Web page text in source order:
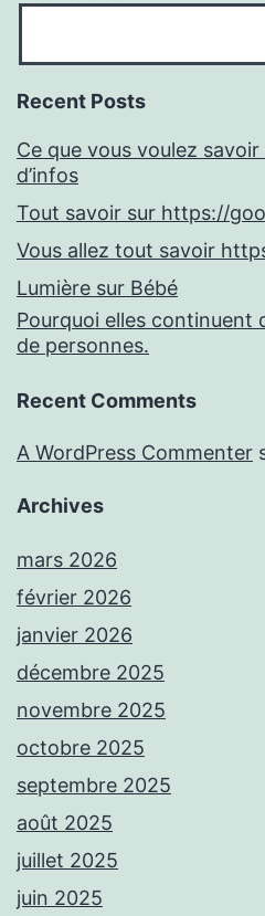
Recent Posts
Ce que vous voulez
d’infos
Tout savoir sur https://
Vous allez tout savoir
Lumière sur Bébé
Pourquoi elles continuent
de personnes.
Recent Comments
A WordPress Commenter
Archives
mars 2026
février 2026
janvier 2026
décembre 2025
novembre 2025
octobre 2025
septembre 2025
août 2025
juillet 2025
juin 2025